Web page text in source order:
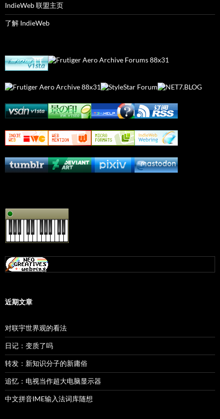
IndieWeb 联盟主页
了解 IndieWeb
近期文章
对联宇世界观的看法
日记：变质了吗
转发：新知识分子的新庸俗
追忆：电视当作超大电脑显示器
中文拼音IME输入法词库随想